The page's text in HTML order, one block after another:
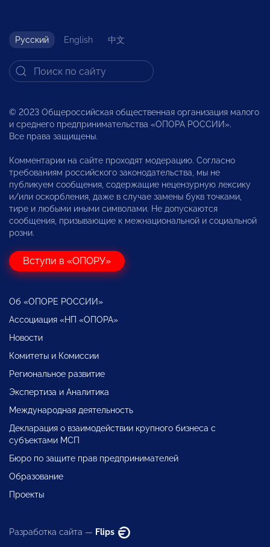
Русский English 中文
© 2023 Общероссийская общественная организация малого
и среднего предпринимательства «ОПОРА РОССИИ».
Все права защищены.
Комментарии на сайте проходят модерацию. Согласно
требованиям российского законодательства, мы не
публикуем сообщения, содержащие нецензурную лексику
и/или оскорбления, даже в случае замены букв точками,
тире и любыми иными символами. Не допускаются
сообщения, призывающие к межнациональной и социальной
розни.
Вступи в «ОПОРУ»
Об «ОПОРЕ РОССИИ»
Ассоциация «НП «ОПОРА»
Новости
Комитеты и Комиссии
Региональное развитие
Экспертиза и Аналитика
Международная деятельность
Декларация о взаимодействии крупного бизнеса с
субъектами МСП
Бюро по защите прав предпринимателей
Образование
Проекты
Разработка сайта — Flips